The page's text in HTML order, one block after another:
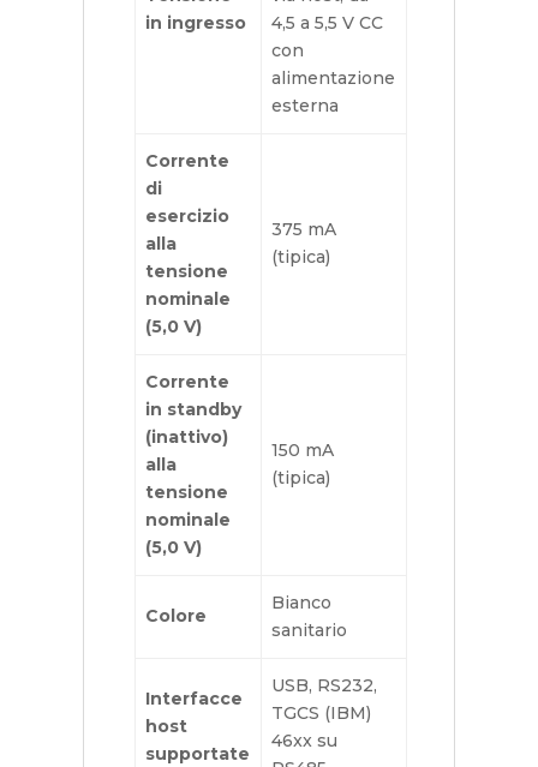
in ingresso
4,5 a 5,5 V CC
con
alimentazione
esterna
Corrente
di
esercizio
alla
tensione
nominale
(5,0 V)
375 mA
(tipica)
Corrente
in standby
(inattivo)
alla
tensione
nominale
(5,0 V)
150 mA
(tipica)
Colore
Bianco
sanitario
Interfacce
host
supportate
USB, RS232,
TGCS (IBM)
46xx su